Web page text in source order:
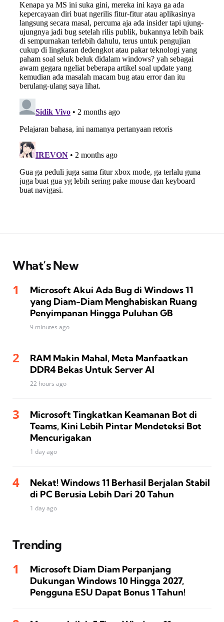
What’s New
Microsoft Akui Ada Bug di Windows 11
yang Diam-Diam Menghabiskan Ruang
Penyimpanan Hingga Puluhan GB
9 minutes ago
RAM Makin Mahal, Meta Manfaatkan
DDR4 Bekas Untuk Server AI
22 hours ago
Microsoft Tingkatkan Keamanan Bot di
Teams, Kini Lebih Pintar Mendeteksi Bot
Mencurigakan
1 day ago
Nekat! Windows 11 Berhasil Berjalan Stabil
di PC Berusia Lebih Dari 20 Tahun
1 day ago
Trending
Microsoft Diam Diam Perpanjang
Dukungan Windows 10 Hingga 2027,
Pengguna ESU Dapat Bonus 1 Tahun!